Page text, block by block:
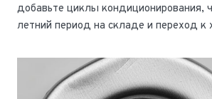
добавьте циклы кондиционирования,
летний период на складе и переход к